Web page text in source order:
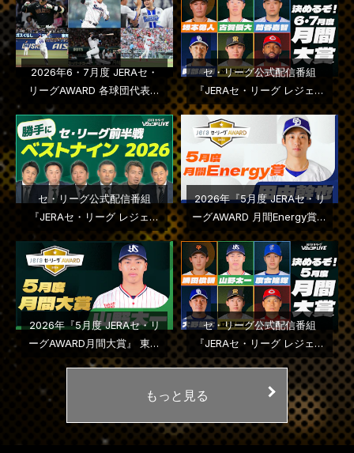
2026年6・7月度 JERAセ・
リーグAWARD 各球団代表選
セ・リーグ公式配信番組
『JERAセ・リーグ レジェン
ドＬＩＶＥ』２０２６年第５
回配信
セ・リーグ公式配信番組
『JERAセ・リーグ レジェン
ドＬＩＶＥ』２０２６年第４
回配信
2026年『5月度 JERAセ・リ
ーグAWARD 月間Energy賞』
中日ドラゴンズ・田中幹也選
手に決定
2026年『5月度 JERAセ・リ
ーグAWARD月間大賞』 東京
ヤクルトスワローズ・山野太
セ・リーグ公式配信番組
『JERAセ・リーグ レジェン
ドＬＩＶＥ』２０２６年第３
もっと見る